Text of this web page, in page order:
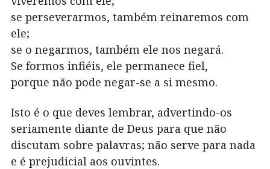
se perseverarmos, também reinaremos com
ele;
se o negarmos, também ele nos negará.
Se formos infiéis, ele permanece fiel,
porque não pode negar-se a si mesmo.
Isto é o que deves lembrar, advertindo-os
seriamente diante de Deus para que não
discutam sobre palavras; não serve para nada
e é prejudicial aos ouvintes.